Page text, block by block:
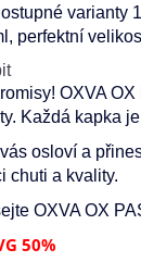
varianty
perfektní
OXVA
Každá kapka
osloví a
chuti a kvality.
OXVA OX
50%